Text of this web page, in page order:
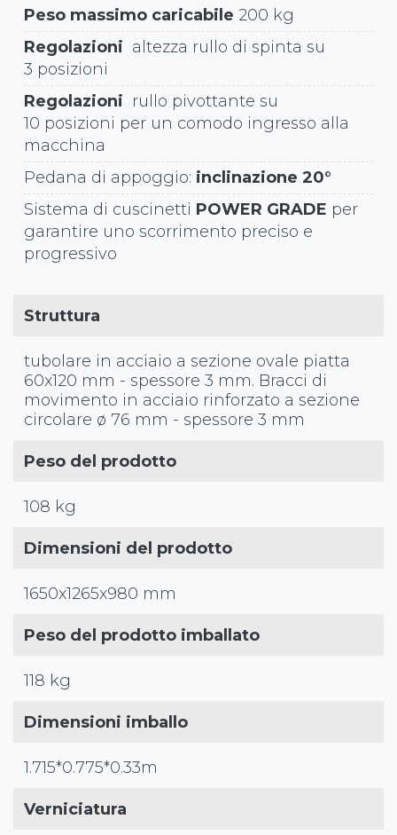
Peso massimo caricabile 200 kg
Regolazioni altezza rullo di spinta su
3 posizioni
Regolazioni rullo pivottante su
10 posizioni per un comodo ingresso alla
macchina
Pedana di appoggio: inclinazione 20°
Sistema di cuscinetti POWER GRADE per
garantire uno scorrimento preciso e
progressivo
Struttura
tubolare in acciaio a sezione ovale piatta
60x120 mm - spessore 3 mm. Bracci di
movimento in acciaio rinforzato a sezione
circolare ø 76 mm - spessore 3 mm
Peso del prodotto
108 kg
Dimensioni del prodotto
1650x1265x980 mm
Peso del prodotto imballato
118 kg
Dimensioni imballo
1.715*0.775*0.33m
Verniciatura